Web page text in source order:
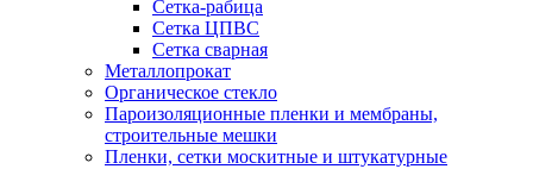
Сетка-рабица
Сетка ЦПВС
Сетка сварная
Металлопрокат
Органическое стекло
Пароизоляционные пленки и мембраны,
строительные мешки
Пленки, сетки москитные и штукатурные